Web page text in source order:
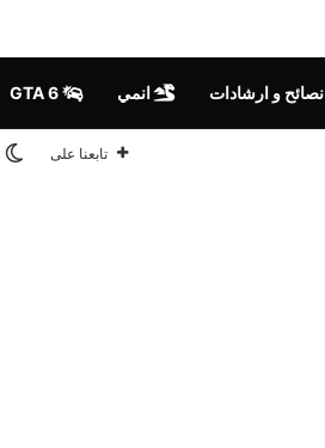
نصائح و ارشادات انمي
تابعنا على